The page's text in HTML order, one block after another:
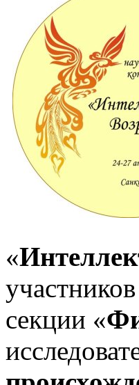
«
секции «